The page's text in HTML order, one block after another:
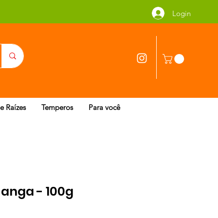
Login
Raízes Temperos Para você
- 100g